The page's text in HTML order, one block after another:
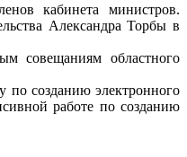
кабинета министров.
Александра Торбы в
совещаниям областного
по созданию электронного
работе по созданию